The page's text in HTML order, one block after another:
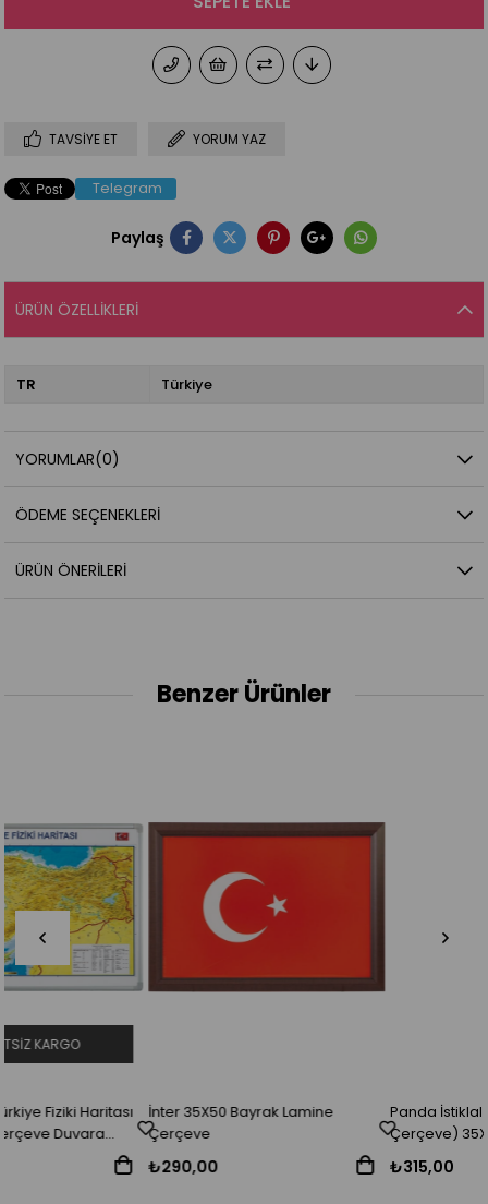
TAVSIYE ET YORUM YAZ
Telegram
Paylaş
ÜRÜN ÖZELLIKLERI
TR Türkiye
YORUMLAR(0)
ÖDEME SEÇENEKLERI
ÜRÜN ÖNERILERI
Benzer Ürünler
İnter 35X50 Bayrak Lamine
Çerçeve
Panda İstiklal Marşı (Mdf
Çerçeve) 35X50 Pan 426